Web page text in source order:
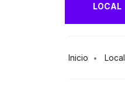
LOCAL
Inicio Local